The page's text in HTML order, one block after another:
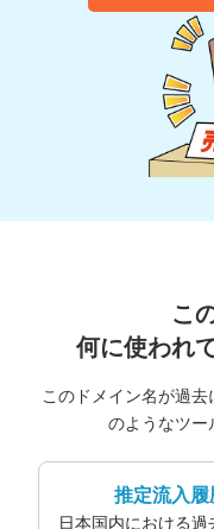
こ
何に使われ
このドメイン名が過
のようなツー
推定流入履
日本国内における